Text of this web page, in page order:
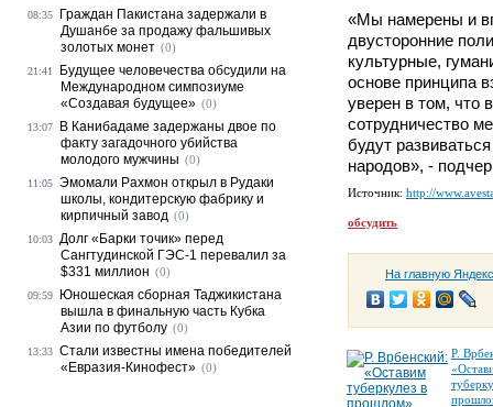
«Мы намерены и
двусторонние
культурные,
основе принципа
уверен в том, что
сотрудничество
будут
народов», -
Источник: http://
обсудить
На главную
Р.
08:35
Граждан Пакистана задержали в
Душанбе за продажу фальшивых
золотых монет (0)
21:41
Будущее человечества обсудили на
Международном симпозиуме
«Создавая будущее» (0)
13:07
В Канибадаме задержаны двое по
факту загадочного убийства
молодого мужчины (0)
11:05 Эмомали Рахмон открыл в Рудаки
школы, кондитерскую фабрику и
кирпичный завод (0)
10:03 Долг «Барки точик» перед
Сангтудинской ГЭС-1 перевалил за
$331 миллион (0)
09:59
Юношеская сборная Таджикистана
вышла в финальную часть Кубка
Азии по футболу (0)
13:33 Стали известны имена победителей
«Евразия-Кинофест» (0)